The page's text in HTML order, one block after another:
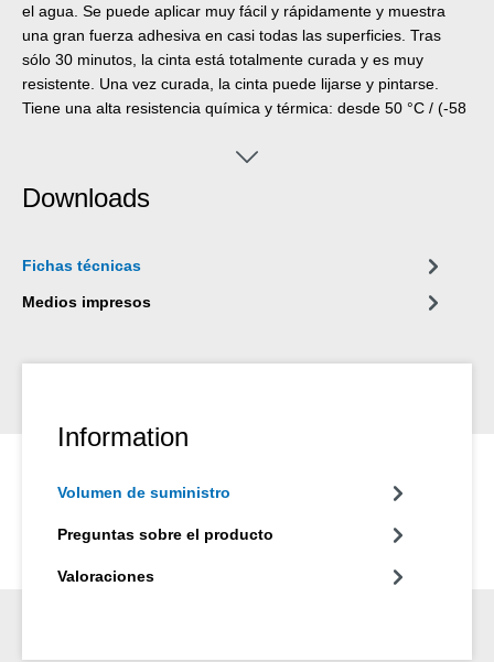
el agua. Se puede aplicar muy fácil y rápidamente y muestra
una gran fuerza adhesiva en casi todas las superficies. Tras
sólo 30 minutos, la cinta está totalmente curada y es muy
resistente. Una vez curada, la cinta puede lijarse y pintarse.
Tiene una alta resistencia química y térmica: desde 50 °C / (-58
puede aplicarse sin herramientas adicionales y se utiliza para
oficios especializados, en el hogar y en el sector del camping y
Downloads
Fichas técnicas
Medios impresos
Information
Volumen de suministro
Preguntas sobre el producto
Valoraciones